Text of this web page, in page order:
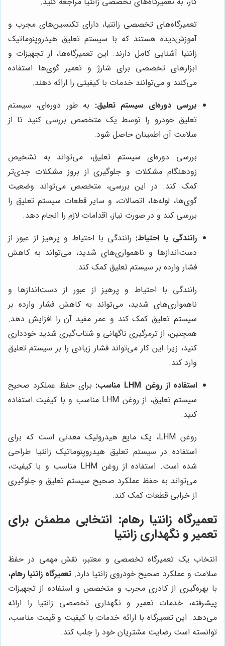
تعمیرگاه‌های تخصصی زانتیا، دارای تکنسین‌های مجرب و
آموزش‌دیده هستند که با سیستم تعلیق هیدروپنوماتیک
زانتیا آشنایی کامل دارند. این تعمیرگاه‌ها، از تجهیزات و
ابزارهای تخصصی برای شارژ و تعمیر گوی‌ها استفاده
می‌کنند و می‌توانند خدمات با کیفیتی را ارائه دهند.
بررسی دوره‌ای سیستم تعلیق: به طور دوره‌ای، سیستم
تعلیق خودرو را توسط یک متخصص بررسی کنید تا از
سلامت آن اطمینان حاصل شود.
بررسی دوره‌ای سیستم تعلیق، می‌تواند به تشخیص
زودهنگام مشکلات و جلوگیری از بروز مشکلات جدی‌تر
کمک کند. در این بررسی، متخصص می‌تواند وضعیت
گوی‌ها، لوله‌ها، اتصالات، و سایر قطعات سیستم تعلیق را
بررسی کند و در صورت نیاز، اقدامات لازم را انجام دهد.
رانندگی با احتیاط: رانندگی با احتیاط و پرهیز از عبور از
دست‌اندازها و ناهمواری‌های شدید، می‌تواند به کاهش
فشار وارده بر سیستم تعلیق کمک کند.
رانندگی با احتیاط و پرهیز از عبور از دست‌اندازها و
ناهمواری‌های شدید، می‌تواند به کاهش فشار وارده بر
سیستم تعلیق کمک کند و عمر مفید آن را افزایش دهد.
همچنین، از ترمزگیری ناگهانی و شتاب‌گیری شدید خودداری
کنید، زیرا این کار می‌تواند فشار زیادی را بر سیستم تعلیق
وارد کند.
استفاده از روغن LHM مناسب:
برای حفظ عملکرد صحیح
سیستم تعلیق، از روغن LHM مناسب و با کیفیت استفاده
کنید.
روغن LHM، یک مایع هیدرولیک معدنی است که برای
استفاده در سیستم تعلیق هیدروپنوماتیک زانتیا طراحی
شده است. استفاده از روغن LHM مناسب و با کیفیت،
می‌تواند به حفظ عملکرد صحیح سیستم تعلیق و جلوگیری
از خرابی قطعات کمک کند.
تعمیرگاه زانتیا رهام: انتخابی مطمئن برای
تعمیر و نگهداری زانتیا
انتخاب یک تعمیرگاه تخصصی و معتبر، نقش مهمی در حفظ
سلامت و عملکرد صحیح خودروی زانتیا دارد. تعمیرگاه زانتیا رهام،
با بهره‌گیری از کادری مجرب و متخصص و استفاده از تجهیزات
پیشرفته، خدمات تعمیر و نگهداری تخصصی زانتیا را ارائه
می‌دهد. این تعمیرگاه با ارائه خدمات با کیفیت و قیمت مناسب،
توانسته است رضایت مشتریان خود را جلب کند.